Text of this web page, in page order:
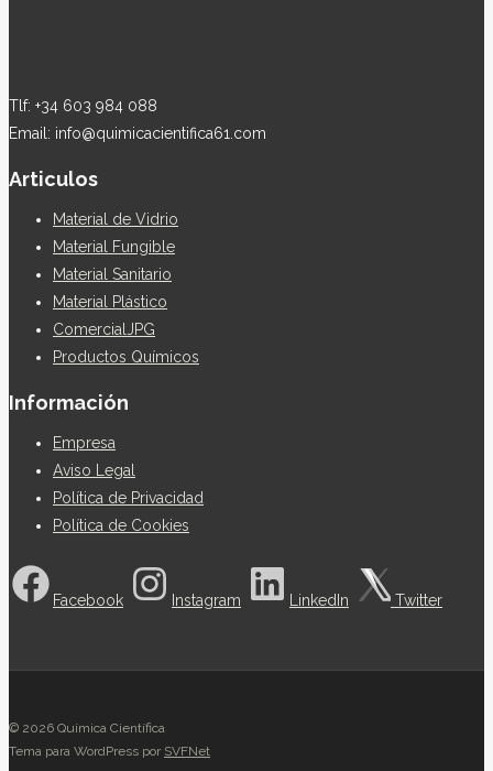
Tlf: +34 603 984 088
Email: info@quimicacientifica61.com
Articulos
Material de Vidrio
Material Fungible
Material Sanitario
Material Plástico
ComercialJPG
Productos Químicos
Información
Empresa
Aviso Legal
Política de Privacidad
Política de Cookies
Facebook Instagram LinkedIn Twitter
© 2026 Química Científica
Tema para WordPress por SVFNet